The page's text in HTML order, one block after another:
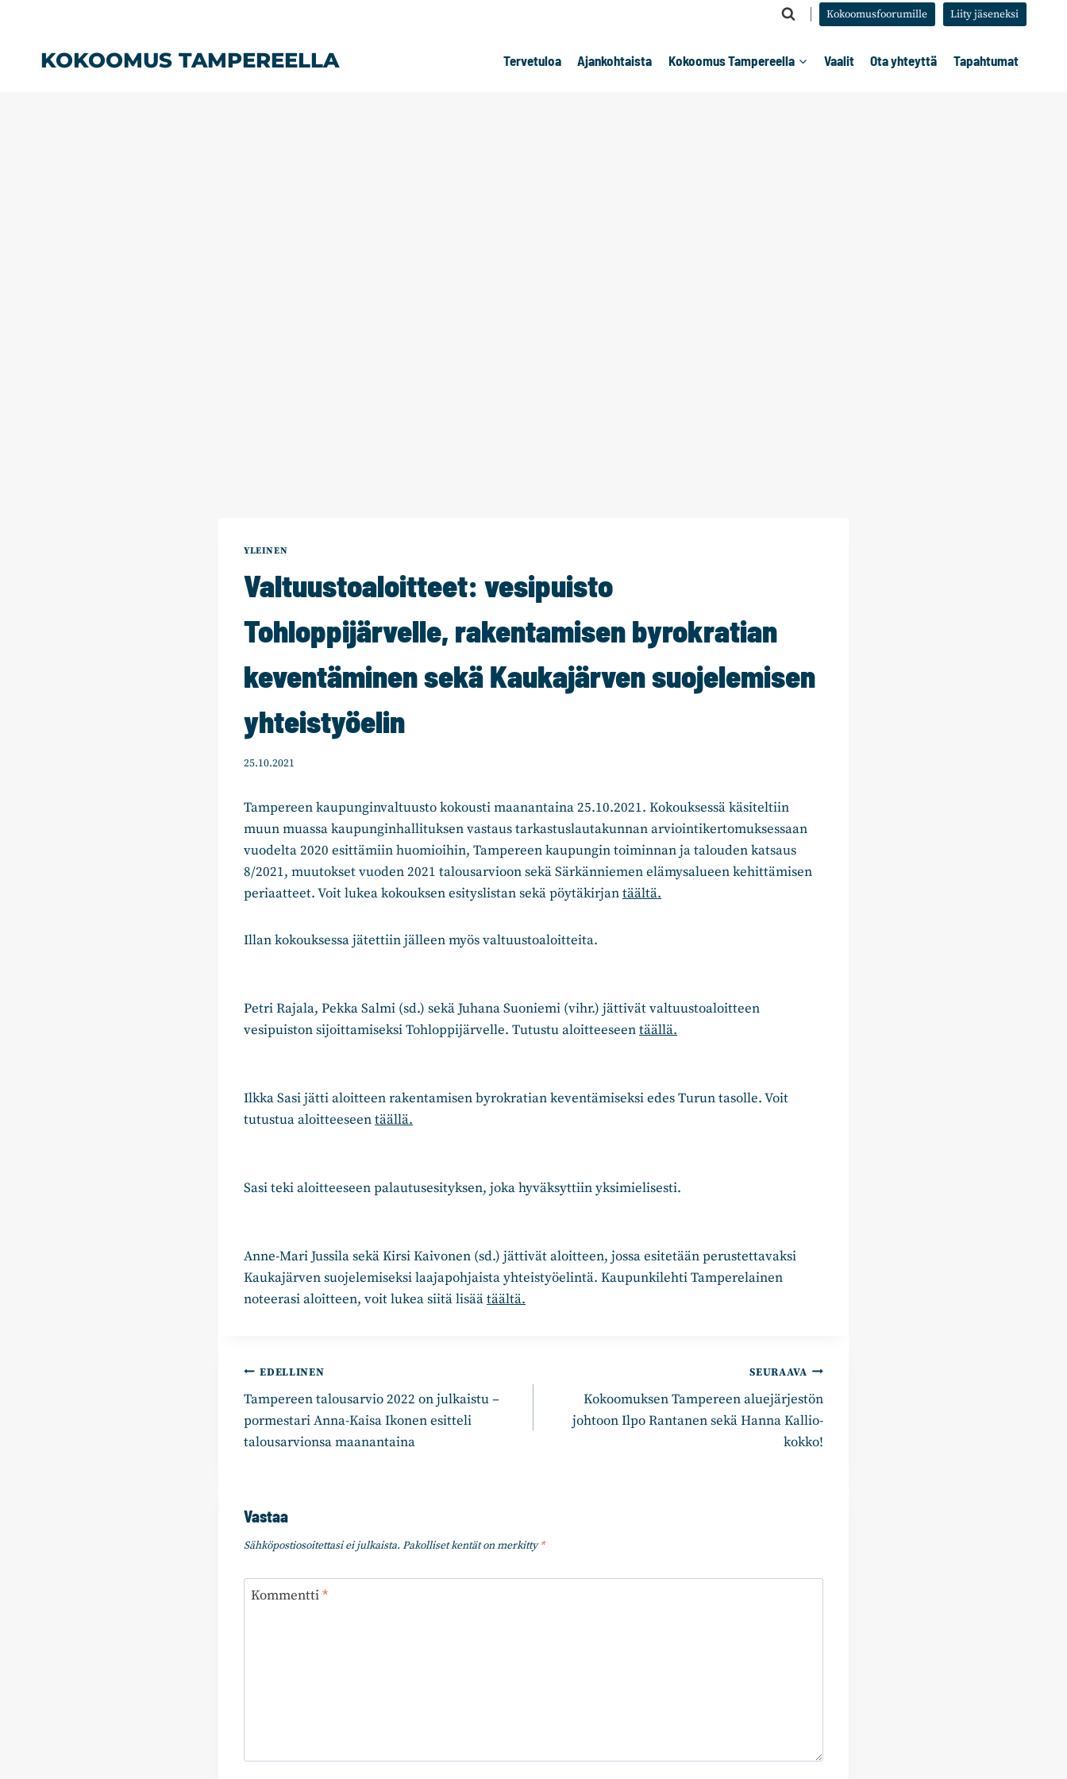
Kokoomusfoorumille Liity jäseneksi
KOKOOMUS TAMPEREELLA Tervetuloa Ajankohtaista Kokoomus Tampereella Vaalit Ota yhteyttä Tapahtumat
YLEINEN
Valtuustoaloitteet: vesipuisto
Tohloppijärvelle, rakentamisen byrokratian
keventäminen sekä Kaukajärven suojelemisen
yhteistyöelin
25.10.2021
Tampereen kaupunginvaltuusto kokousti maanantaina 25.10.2021. Kokouksessä käsiteltiin
muun muassa kaupunginhallituksen vastaus tarkastuslautakunnan arviointikertomuksessaan
vuodelta 2020 esittämiin huomioihin, Tampereen kaupungin toiminnan ja talouden katsaus
8/2021, muutokset vuoden 2021 talousarvioon sekä Särkänniemen elämysalueen kehittämisen
periaatteet. Voit lukea kokouksen esityslistan sekä pöytäkirjantäältä.
Illan kokouksessa jätettiin jälleen myös valtuustoaloitteita.
Petri Rajala, Pekka Salmi (sd.) sekä Juhana Suoniemi (vihr.) jättivät valtuustoaloitteen
vesipuiston sijoittamiseksi Tohloppijärvelle. Tutustu aloitteeseentäällä.
Ilkka Sasi jätti aloitteen rakentamisen byrokratian keventämiseksi edes Turun tasolle. Voit
tutustua aloitteeseentäällä.
Sasi teki aloitteeseen palautusesityksen, joka hyväksyttiin yksimielisesti.
Anne-Mari Jussila sekä Kirsi Kaivonen (sd.) jättivät aloitteen, jossa esitetään perustettavaksi
Kaukajärven suojelemiseksi laajapohjaista yhteistyöelintä. Kaupunkilehti Tamperelainen
noteerasi aloitteen, voit lukea siitä lisäätäältä.
Artikkelien
selaus
EDELLINEN
Tampereen talousarvio 2022 on julkaistu –
pormestari Anna-Kaisa Ikonen esitteli
talousarvionsa maanantaina
SEURAAVA
Kokoomuksen Tampereen aluejärjestön
johtoon Ilpo Rantanen sekä Hanna Kallio-
kokko!
Vastaa
Sähköpostiosoitettasi ei julkaista. Pakolliset kentät on merkitty*
Kommentti*